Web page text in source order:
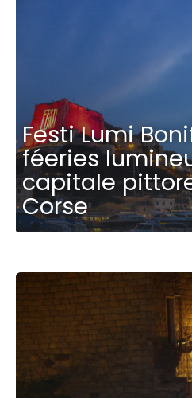
Festi Lumi
féeries
capitale
Corse